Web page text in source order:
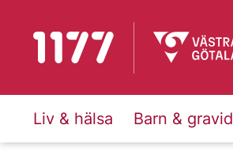
Till startsidan för 1177
Liv & hälsa Barn & gravid